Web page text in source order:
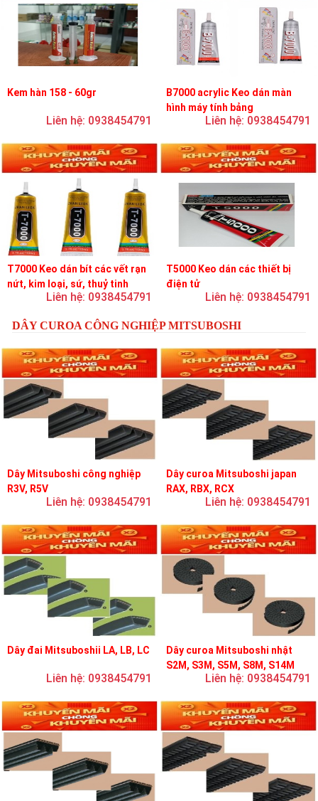
Kem hàn 158 - 60gr
Liên hệ: 0938454791
B7000 acrylic Keo dán màn
hình máy tính bảng
Liên hệ: 0938454791
T7000 Keo dán bít các vết rạn
nứt, kim loại, sứ, thuỷ tinh
Liên hệ: 0938454791
T5000 Keo dán các thiết bị
điện tử
Liên hệ: 0938454791
DÂY CUROA CÔNG NGHIỆP MITSUBOSHI
Dây Mitsuboshi công nghiệp
R3V, R5V
Liên hệ: 0938454791
Dây curoa Mitsuboshi japan
RAX, RBX, RCX
Liên hệ: 0938454791
Dây đai Mitsuboshii LA, LB, LC
Liên hệ: 0938454791
Dây curoa Mitsuboshi nhật
S2M, S3M, S5M, S8M, S14M
Liên hệ: 0938454791